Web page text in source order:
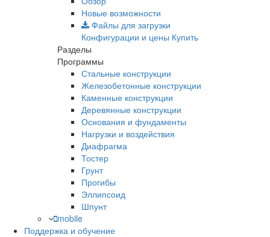
Новые возможности
Файлы для загрузки
Конфигурации и цены Купить
Разделы
Программы
Стальные конструкции
Железобетонные конструкции
Каменные конструкции
Деревянные конструкции
Основания и фундаменты
Нагрузки и воздействия
Диафрагма
Тостер
Грунт
Прогибы
Эллипсоид
Шпунт
mobile
Поддержка и обучение